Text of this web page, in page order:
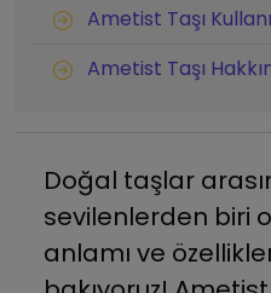
Ametist Taşı
Ametist Taşı
Doğal taşlar
sevilenlerden biri
anlamı ve